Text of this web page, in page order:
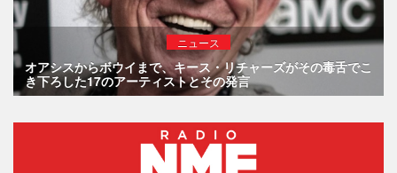
ニュース
オアシスからボウイまで、キース・リチャーズがその毒舌でこ
き下ろした17のアーティストとその発言